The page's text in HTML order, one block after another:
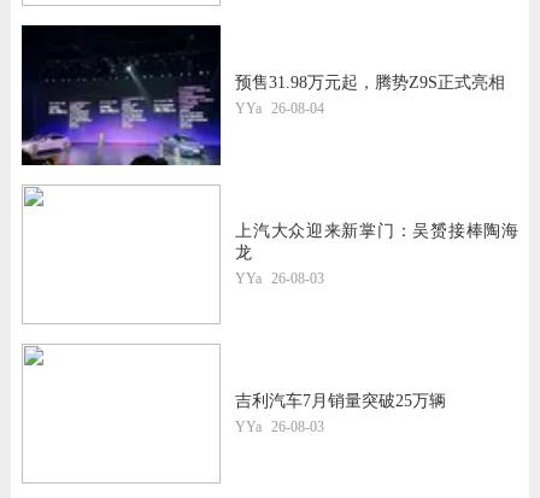
预售31.98万元起，腾势Z9S正式亮相
YYa 26-08-04
上汽大众迎来新掌门：吴赟接棒陶海
龙
YYa 26-08-03
吉利汽车7月销量突破25万辆
YYa 26-08-03